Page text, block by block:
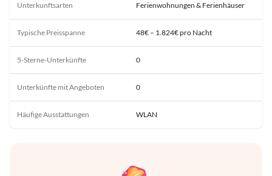
Unterkunftsarten Ferienwohnungen & Ferienhäuser
Typische Preisspanne 48€ – 1.824€ pro Nacht
5-Sterne-Unterkünfte 0
Unterkünfte mit Angeboten 0
Häufige Ausstattungen WLAN